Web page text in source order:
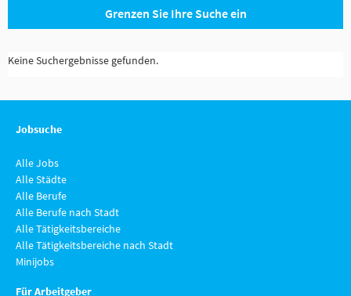
Grenzen Sie Ihre Suche ein
Keine Suchergebnisse gefunden.
Jobsuche
Alle Jobs
Alle Städte
Alle Berufe
Alle Berufe nach Stadt
Alle Tätigkeitsbereiche
Alle Tätigkeitsbereiche nach Stadt
Minijobs
Für Arbeitgeber